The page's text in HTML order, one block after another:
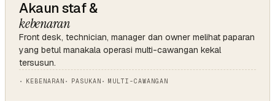
Akaun staf &
kebenaran
Front desk, technician, manager dan owner melihat paparan
yang betul manakala operasi multi-cawangan kekal
tersusun.
KEBENARAN PASUKAN MULTI-CAWANGAN